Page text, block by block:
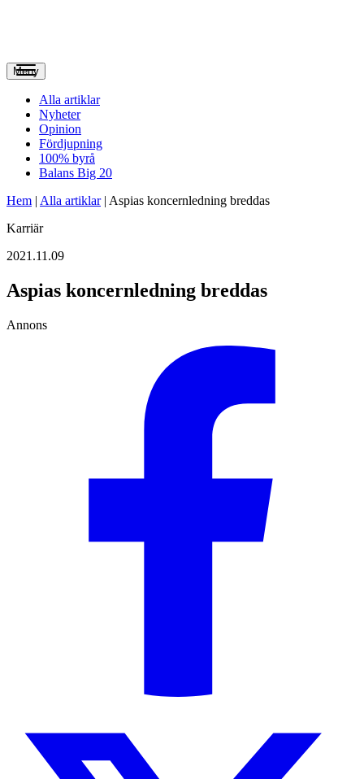
Meny
Alla artiklar
Nyheter
Opinion
Fördjupning
100% byrå
Balans Big 20
Hem | Alla artiklar| Aspias koncernledning breddas
Karriär
2021.11.09
Aspias koncernledning breddas
Annons